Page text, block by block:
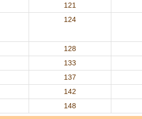
121
124
128
133
137
142
148